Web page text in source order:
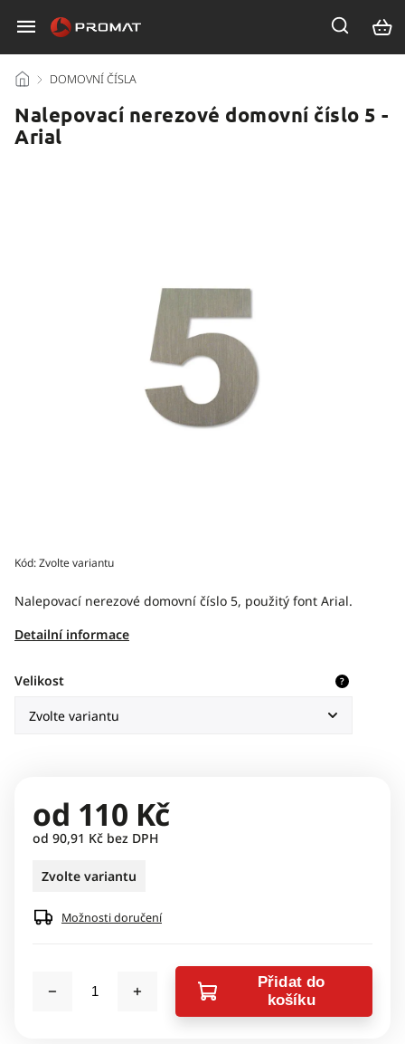
/ DOMOVNÍ ČÍSLA
Nalepovací nerezové domovní číslo 5 -
Arial
Kód:Zvolte variantu
Nalepovací nerezové domovní číslo 5, použitý font Arial.
Detailní informace
Velikost ?
od 110 Kč
od 90,91 Kč bez DPH
Zvolte variantu
Možnosti doručení
Přidat do
košíku